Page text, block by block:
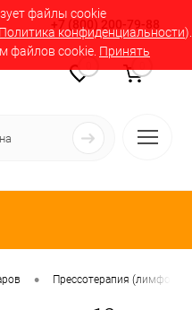
файлы cookie
конфиденциальности).
файлов cookie. Принять
+7 (800) 200-79-88
• Прессотерапия